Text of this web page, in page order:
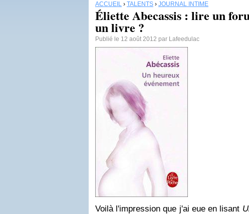
ACCUEIL › TALENTS › JOURNAL INTIME
Éliette Abecassis : lire un
un livre ?
Publié le 12 août 2012 par Lafeedulac
Voilà l'impression que j'ai eue en lisant